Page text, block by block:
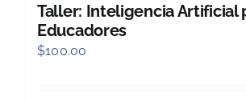
Taller: Inteligencia Artificial
Educadores
$100.00